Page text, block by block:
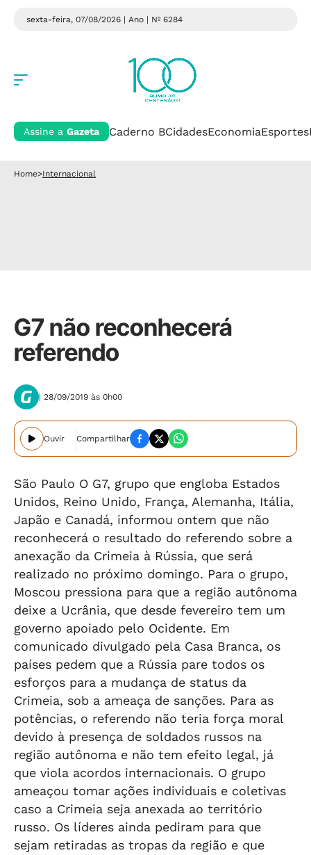
sexta-feira, 07/08/2026 | Ano | Nº 6284
Assine a Gazeta Caderno BCidadesEconomiaEsportes
Home>Internacional
G7 não reconhecerá
referendo
| 28/09/2019 às 0h00
Ouvir Compartilhar
São Paulo O G7, grupo que engloba Estados
Unidos, Reino Unido, França, Alemanha, Itália,
Japão e Canadá, informou ontem que não
reconhecerá o resultado do referendo sobre a
anexação da Crimeia à Rússia, que será
realizado no próximo domingo. Para o grupo,
Moscou pressiona para que a região autônoma
deixe a Ucrânia, que desde fevereiro tem um
governo apoiado pelo Ocidente. Em
comunicado divulgado pela Casa Branca, os
países pedem que a Rússia pare todos os
esforços para a mudança de status da
Crimeia, sob a ameaça de sanções. Para as
potências, o referendo não teria força moral
devido à presença de soldados russos na
região autônoma e não tem efeito legal, já
que viola acordos internacionais. O grupo
ameaçou tomar ações individuais e coletivas
caso a Crimeia seja anexada ao território
russo. Os líderes ainda pediram para que
sejam retiradas as tropas da região e que